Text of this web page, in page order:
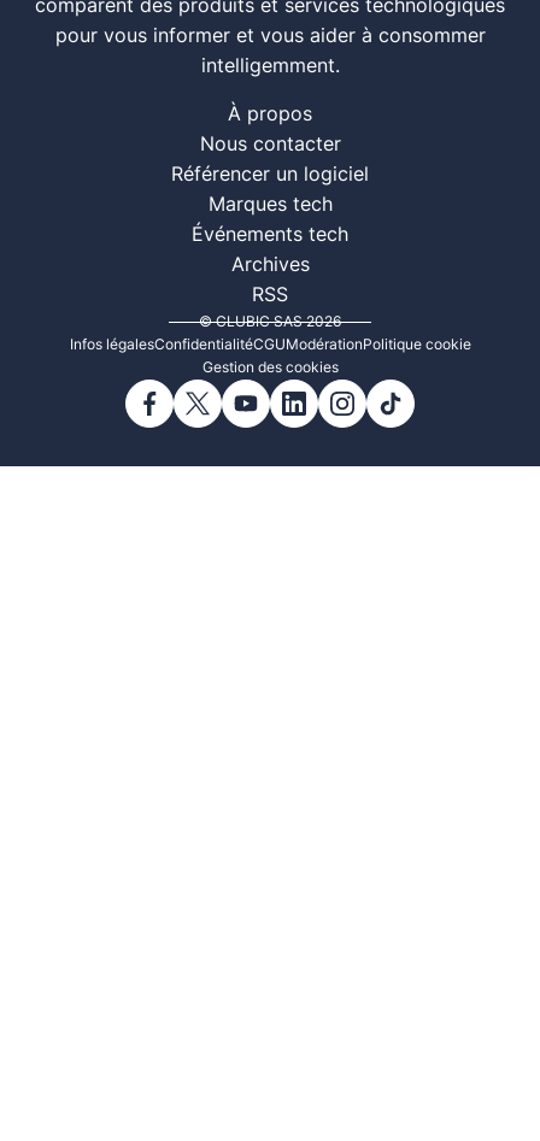
comparent des produits et services technologiques
pour vous informer et vous aider à consommer
intelligemment.
À propos
Nous contacter
Référencer un logiciel
Marques tech
Événements tech
Archives
RSS
© CLUBIC SAS 2026
Infos légalesConfidentialitéCGUModérationPolitique cookie
Gestion des cookies